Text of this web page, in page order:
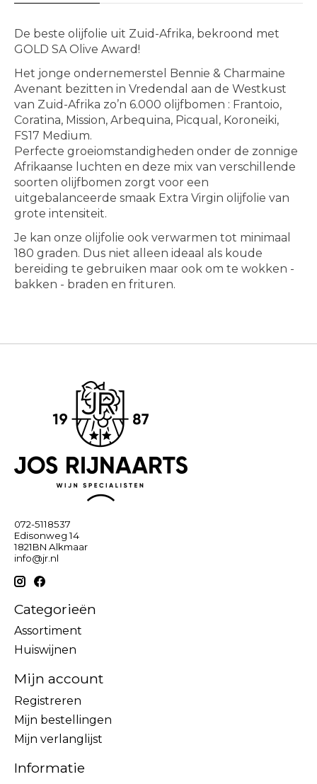
De beste olijfolie uit Zuid-Afrika, bekroond met
GOLD SA Olive Award!
Het jonge ondernemerstel Bennie & Charmaine
Avenant bezitten in Vredendal aan de Westkust
van Zuid-Afrika zo’n 6.000 olijfbomen : Frantoio,
Coratina, Mission, Arbequina, Picqual, Koroneiki,
FS17 Medium.
Perfecte groeiomstandigheden onder de zonnige
Afrikaanse luchten en deze mix van verschillende
soorten olijfbomen zorgt voor een
uitgebalanceerde smaak Extra Virgin olijfolie van
grote intensiteit.
Je kan onze olijfolie ook verwarmen tot minimaal
180 graden. Dus niet alleen ideaal als koude
bereiding te gebruiken maar ook om te wokken -
bakken - braden en frituren.
072-5118537
Edisonweg 14
1821BN Alkmaar
info@jr.nl
Categorieën
Assortiment
Huiswijnen
Mijn account
Registreren
Mijn bestellingen
Mijn verlanglijst
Informatie